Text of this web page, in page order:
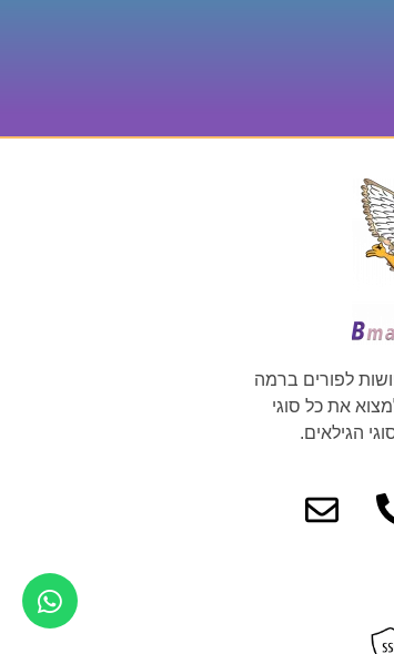
לפורים ברמה
את כל סוגי
הגילאים.